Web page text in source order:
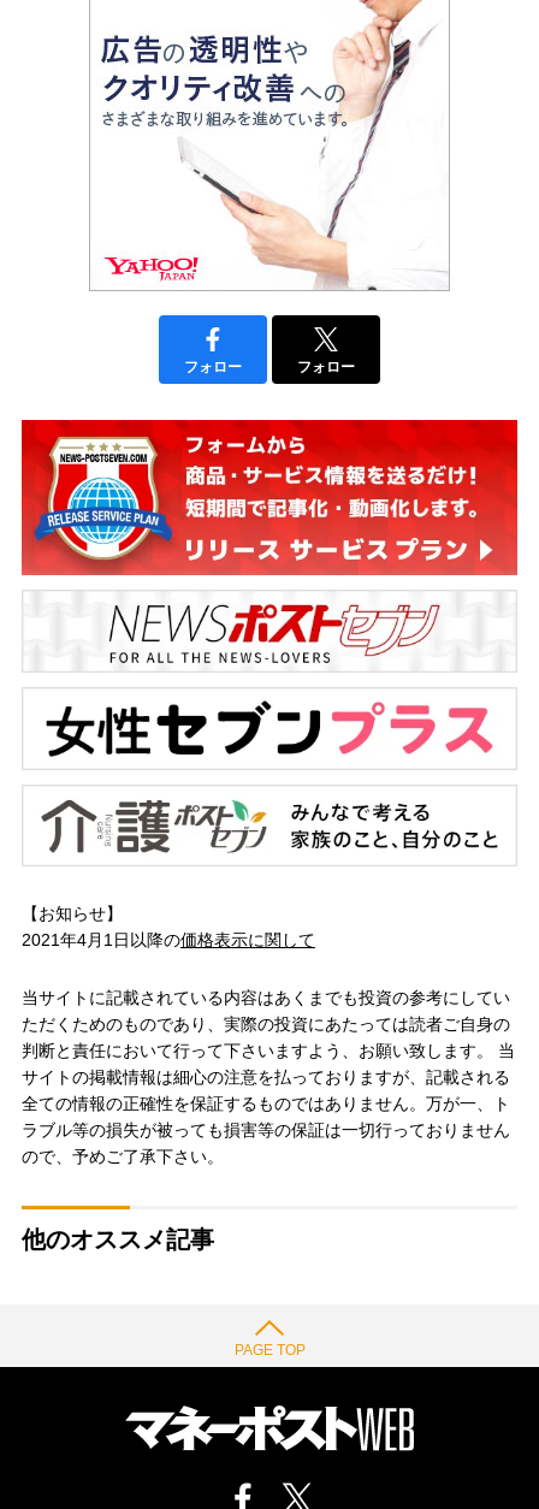
フォロー フォロー
【お知らせ】
2021年4月1日以降の価格表示に関して
当サイトに記載されている内容はあくまでも投資の参考にしてい
ただくためのものであり、実際の投資にあたっては読者ご自身の
判断と責任において行って下さいますよう、お願い致します。 当
サイトの掲載情報は細心の注意を払っておりますが、記載される
全ての情報の正確性を保証するものではありません。万が一、ト
ラブル等の損失が被っても損害等の保証は一切行っておりません
ので、予めご了承下さい。
他のオススメ記事
PAGE TOP